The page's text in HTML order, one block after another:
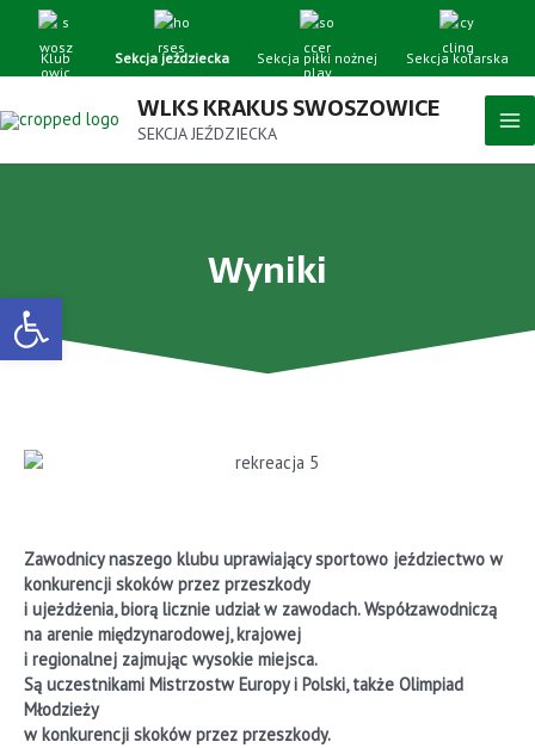
Open toolbar
Klub Sekcja jeździecka Sekcja piłki nożnej Sekcja kolarska
WLKS KRAKUS SWOSZOWICE
SEKCJA JEŹDZIECKA
Wyniki
Zawodnicy naszego klubu uprawiający sportowo jeździectwo w
konkurencji skoków przez przeszkody
i ujeżdżenia, biorą licznie udział w zawodach. Współzawodniczą
na arenie międzynarodowej, krajowej
i regionalnej zajmując wysokie miejsca.
Są uczestnikami Mistrzostw Europy i Polski, także Olimpiad
Młodzieży
w konkurencji skoków przez przeszkody.